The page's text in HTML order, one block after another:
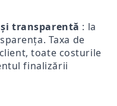
și transparentă : la
Taxa de
toate costurile
finalizării